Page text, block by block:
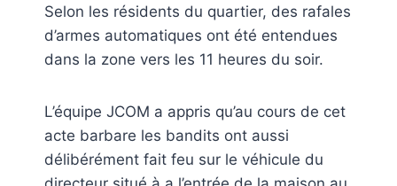
Selon les résidents du quartier, des rafales
d’armes automatiques ont été entendues
dans la zone vers les 11 heures du soir.
L’équipe JCOM a appris qu’au cours de cet
acte barbare les bandits ont aussi
délibérément fait feu sur le véhicule du